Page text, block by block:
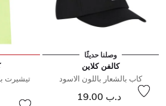
وصلنا حديثًا
كالفن كلاين
كاب بالشعار باللون الاسود
د.ب 19.00
تيشيرت